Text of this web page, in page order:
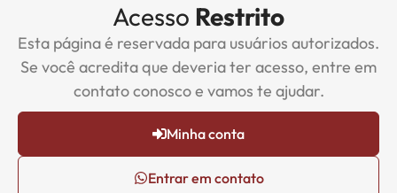
Acesso Restrito
Esta página é reservada para usuários autorizados.
Se você acredita que deveria ter acesso, entre em
contato conosco e vamos te ajudar.
Minha conta
Entrar em contato